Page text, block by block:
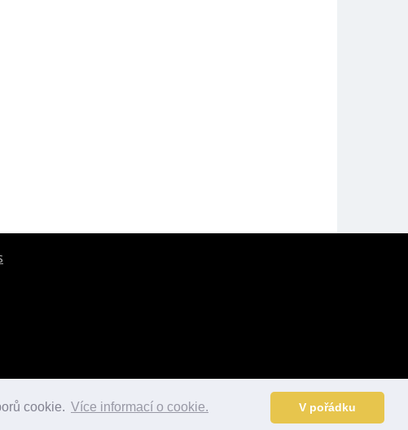
cookie. Více informací o cookie. V pořádku